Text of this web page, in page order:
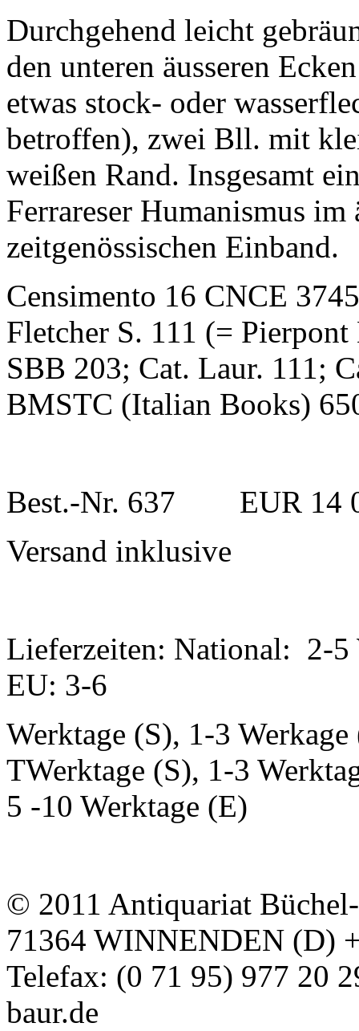
Durchgehend leicht
den unteren äusseren
etwas stock- oder
betroffen), zwei Bll. mit
weißen Rand. Insgesamt
Ferrareser Humanismus im
zeitgenössischen Einband.
Censimento 16 CNCE
Fletcher S. 111 (=
SBB 203; Cat. Laur. 111;
BMSTC (Italian Books)
Best.-Nr. 637 EUR 14
Versand inklusive
Lieferzeiten: National: 2-5
EU: 3-6
Werktage (S), 1-3
TWerktage (S), 1-3
5 -10 Werktage (E)
© 2011 Antiquariat
71364 WINNENDEN (D)
Telefax: (0 71 95) 977 20
baur.de